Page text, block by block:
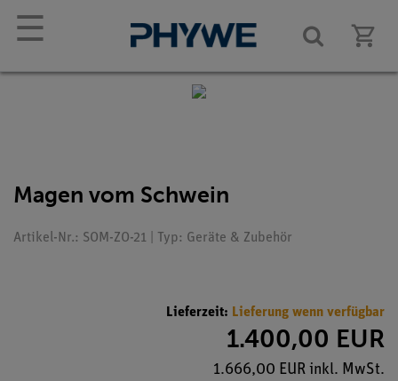
☰
Magen vom Schwein
Artikel-Nr.: SOM-ZO-21 | Typ: Geräte & Zubehör
Lieferzeit: Lieferung wenn verfügbar
1.400,00 EUR
1.666,00 EUR inkl. MwSt.